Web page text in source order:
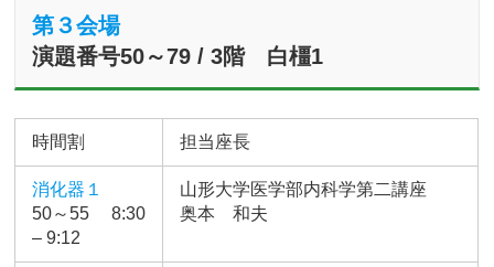
第３会場
演題番号50～79 / 3階 白橿1
時間割 担当座長
消化器１
50～55 8:30
– 9:12
山形大学医学部内科学第二講座
奥本 和夫